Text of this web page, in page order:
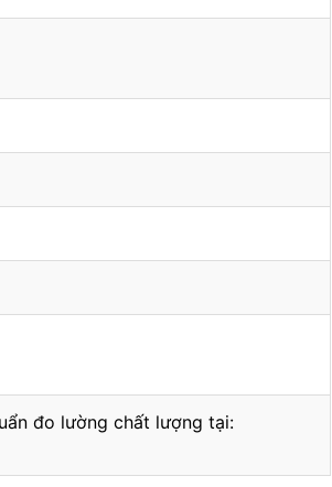
đo lường chất lượng tại: